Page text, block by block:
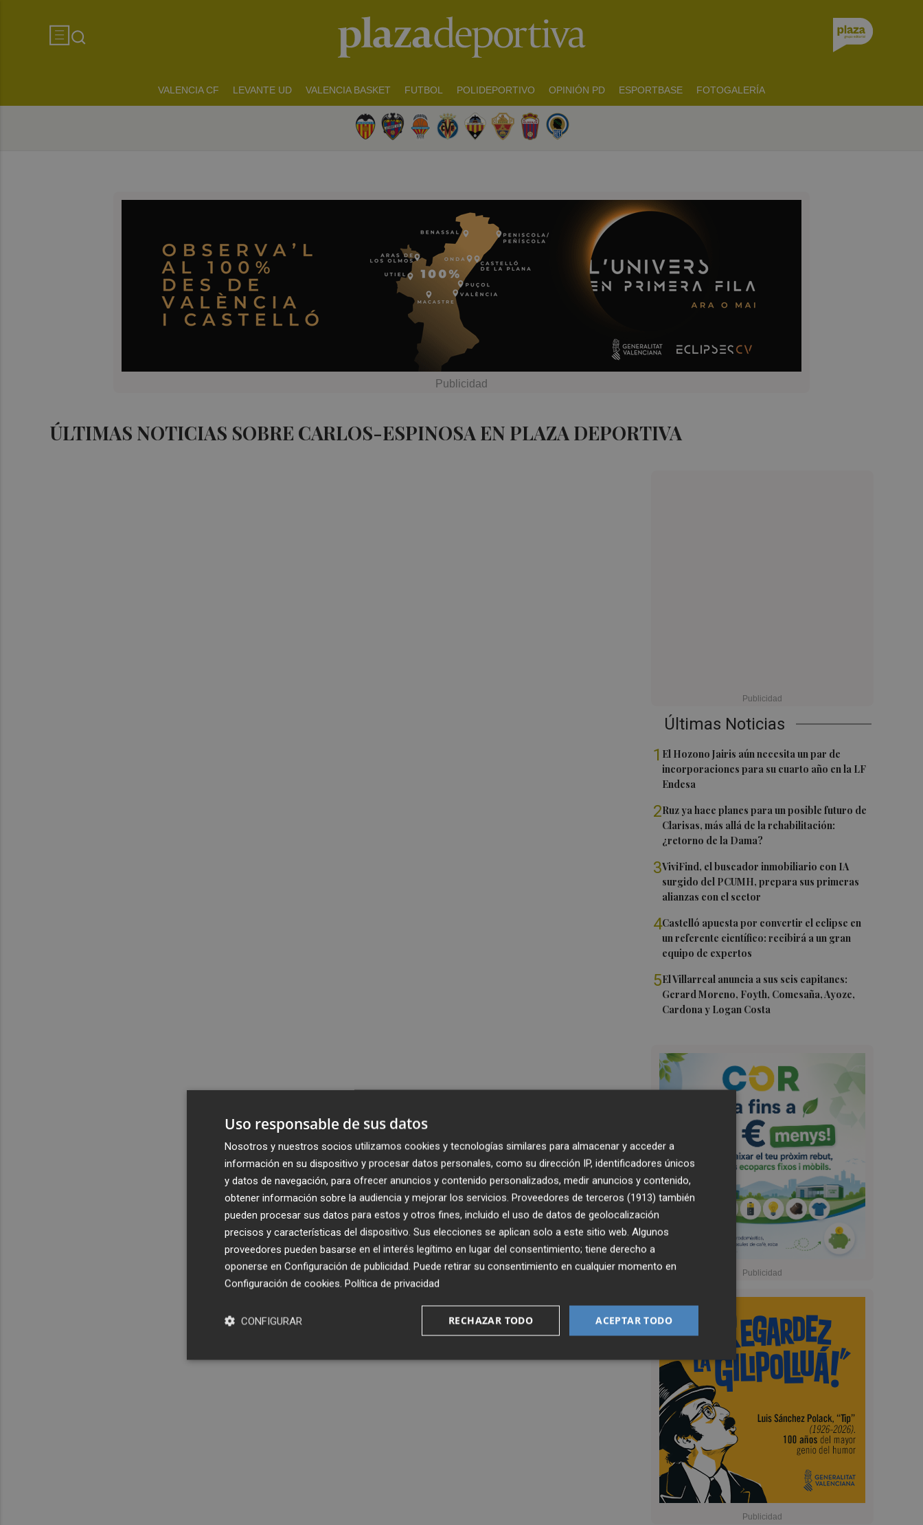
VALENCIA CF LEVANTE UD VALENCIA BASKET FUTBOL POLIDEPORTIVO OPINIÓN PD ESPORTBASE FOTOGALERÍA
ÚLTIMAS NOTICIAS SOBRE CARLOS-ESPINOSA EN PLAZA DEPORTIVA
Últimas Noticias
1 El Hozono Jairis aún necesita un par de
incorporaciones para su cuarto año en la LF
Endesa
2Ruz ya hace planes para un posible futuro de
Clarisas, más allá de la rehabilitación:
¿retorno de la Dama?
3ViviFind, el buscador inmobiliario con IA
surgido del PCUMH, prepara sus primeras
alianzas con el sector
4Castelló apuesta por convertir el eclipse en
un referente científico: recibirá a un gran
equipo de expertos
5El Villarreal anuncia a sus seis capitanes:
Gerard Moreno, Foyth, Comesaña, Ayoze,
Cardona y Logan Costa
Uso responsable de sus datos
Nosotros y nuestros socios utilizamos cookies y tecnologías similares para almacenar y acceder a
información en su dispositivo y procesar datos personales, como su dirección IP, identificadores únicos
y datos de navegación, para ofrecer anuncios y contenido personalizados, medir anuncios y contenido,
obtener información sobre la audiencia y mejorar los servicios. Proveedores de terceros (1913) también
pueden procesar sus datos para estos y otros fines, incluido el uso de datos de geolocalización
precisos y características del dispositivo. Sus elecciones se aplican solo a este sitio web. Algunos
proveedores pueden basarse en el interés legítimo en lugar del consentimiento; tiene derecho a
oponerse en Configuración de publicidad. Puede retirar su consentimiento en cualquier momento en
Configuración de cookies. Política de privacidad
ACEPTAR TODO
RECHAZAR TODO
CONFIGURAR